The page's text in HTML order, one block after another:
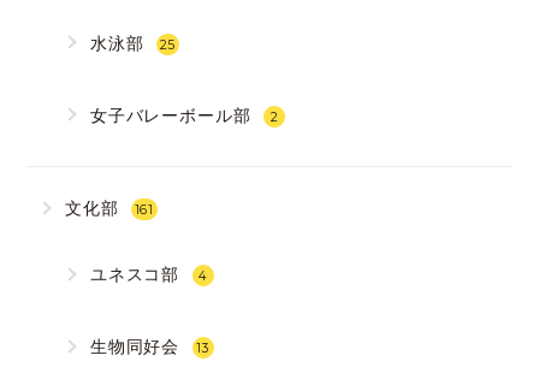
水泳部 25
女子バレーボール部 2
文化部 161
ユネスコ部 4
生物同好会 13